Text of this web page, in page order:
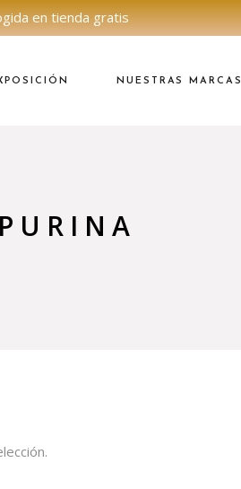
en tienda gratis
NUESTRAS MARCAS